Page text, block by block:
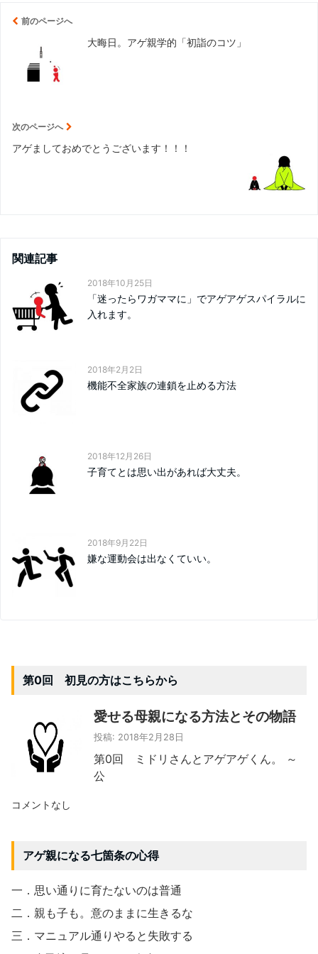
前のページへ
大晦日。アゲ親学的「初詣のコツ」
次のページへ
アゲましておめでとうございます！！！
関連記事
2018年10月25日
「迷ったらワガママに」でアゲアゲスパイラルに
入れます。
2018年2月2日
機能不全家族の連鎖を止める方法
2018年12月26日
子育てとは思い出があれば大丈夫。
2018年9月22日
嫌な運動会は出なくていい。
第0回 初見の方はこちらから
愛せる母親になる方法とその物語
投稿: 2018年2月28日
第0回 ミドリさんとアゲアゲくん。 ～
公
コメントなし
アゲ親になる七箇条の心得
一．思い通りに育たないのは普通
二．親も子も。意のままに生きるな
三．マニュアル通りやると失敗する